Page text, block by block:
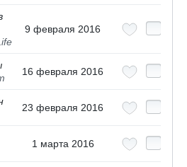
9 февраля 2016
16 февраля 2016
23 февраля 2016
1 марта 2016